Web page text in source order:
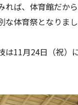
れば、体育館だか
体育祭となりまし
は11月24日（祝）